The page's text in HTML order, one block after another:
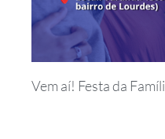
Vem aí! Festa da